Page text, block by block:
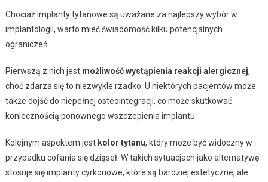
Chociaż implanty tytanowe są uważane za najlepszy wybór w
implantologii, warto mieć świadomość kilku potencjalnych
ograniczeń.
Pierwszą z nich jest możliwość wystąpienia reakcji alergicznej,
choć zdarza się to niezwykle rzadko. U niektórych pacjentów może
także dojść do niepełnej osteointegracji, co może skutkować
koniecznością ponownego wszczepienia implantu.
Kolejnym aspektem jest kolor tytanu, który może być widoczny w
przypadku cofania się dziąseł. W takich sytuacjach jako alternatywę
stosuje się implanty cyrkonowe, które są bardziej estetyczne, ale